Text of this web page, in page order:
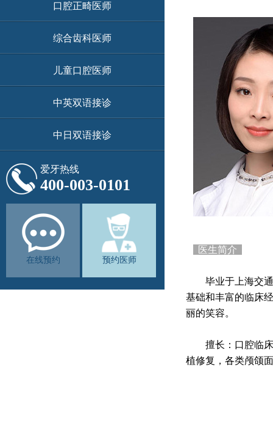
口腔正畸医师
综合齿科医师
儿童口腔医师
中英双语接诊
中日双语接诊
爱牙热线
400-003-0101
在线预约 预约医师
医生简介
毕业于上海交通
基础和丰富的临床
丽的笑容。
擅长：口腔临床
植修复，各类颅颌